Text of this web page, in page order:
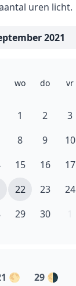
uren licht.
wo do vr
1 2 3
8 9 10
15 16 17
22 23 24
29 30
🌕 29 🌗